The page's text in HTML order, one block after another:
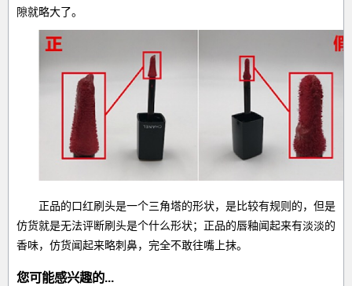
隙就略大了。
正品的口红刷头是一个三角塔的形状，是比较有规则的，但是
仿货就是无法评断刷头是个什么形状；正品的唇釉闻起来有淡淡的
香味，仿货闻起来略刺鼻，完全不敢往嘴上抹。
您可能感兴趣的...